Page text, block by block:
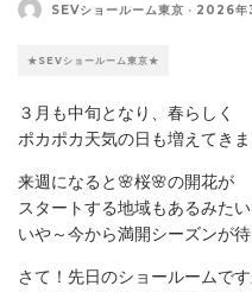
SEVショールーム東京 · 2026年
★SEVショールーム東京★
３月も中旬となり、春らしく
ポカポカ天気の日も増えてき
来週になると🌸桜🌸の開花が
スタートする地域もあるみた
いや～今から満開シーズンが
さて！先日のショールームで